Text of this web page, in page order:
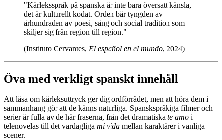
"Kärleksspråk på spanska är inte bara översatt känsla,
det är kulturellt kodat. Orden bär tyngden av
århundraden av poesi, sång och social tradition som
skiljer sig från region till region."
(Instituto Cervantes, El español en el mundo, 2024)
Öva med verkligt spanskt innehåll
Att läsa om kärleksuttryck ger dig ordförrådet, men att höra dem i
sammanhang gör att de känns naturliga. Spanskspråkiga filmer och
serier är fulla av de här fraserna, från det dramatiska te amo i
telenovelas till det vardagliga mi vida mellan karaktärer i vanliga
scener.